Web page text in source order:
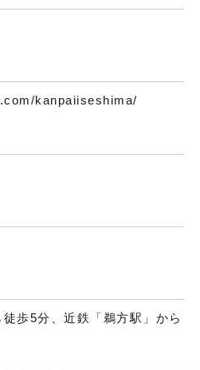
kanpaiiseshima/
歩5分、近鉄「鵜方駅」から